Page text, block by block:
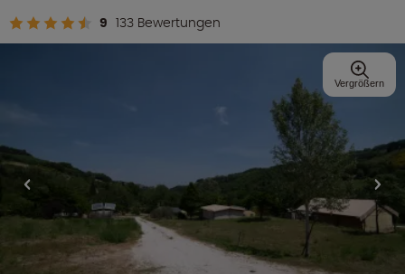
9 133 Bewertungen
Vergrößern